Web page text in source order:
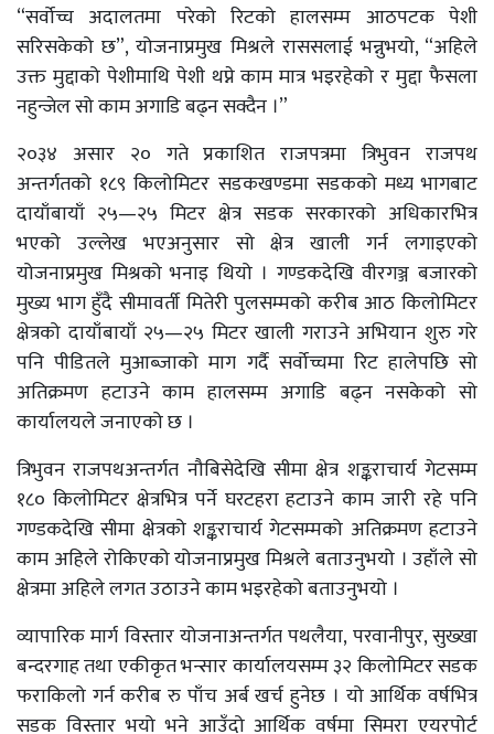
“सर्वोच्च अदालतमा परेको रिटको हालसम्म आठपटक पेशी
सरिसकेको छ”, योजनाप्रमुख मिश्रले राससलाई भन्नुभयो, “अहिले
उक्त मुद्दाको पेशीमाथि पेशी थप्ने काम मात्र भइरहेको र मुद्दा फैसला
नहुन्जेल सो काम अगाडि बढ्न सक्दैन ।”
२०३४ असार २० गते प्रकाशित राजपत्रमा त्रिभुवन राजपथ
अन्तर्गतको १८९ किलोमिटर सडकखण्डमा सडकको मध्य भागबाट
दायाँबायाँ २५—२५ मिटर क्षेत्र सडक सरकारको अधिकारभित्र
भएको उल्लेख भएअनुसार सो क्षेत्र खाली गर्न लगाइएको
योजनाप्रमुख मिश्रको भनाइ थियो । गण्डकदेखि वीरगञ्ज बजारको
मुख्य भाग हुँदै सीमावर्ती मितेरी पुलसम्मको करीब आठ किलोमिटर
क्षेत्रको दायाँबायाँ २५—२५ मिटर खाली गराउने अभियान शुरु गरे
पनि पीडितले मुआब्जाको माग गर्दै सर्वोच्चमा रिट हालेपछि सो
अतिक्रमण हटाउने काम हालसम्म अगाडि बढ्न नसकेको सो
कार्यालयले जनाएको छ ।
त्रिभुवन राजपथअन्तर्गत नौबिसेदेखि सीमा क्षेत्र शङ्कराचार्य गेटसम्म
१८० किलोमिटर क्षेत्रभित्र पर्ने घरटहरा हटाउने काम जारी रहे पनि
गण्डकदेखि सीमा क्षेत्रको शङ्कराचार्य गेटसम्मको अतिक्रमण हटाउने
काम अहिले रोकिएको योजनाप्रमुख मिश्रले बताउनुभयो । उहाँले सो
क्षेत्रमा अहिले लगत उठाउने काम भइरहेको बताउनुभयो ।
व्यापारिक मार्ग विस्तार योजनाअन्तर्गत पथलैया, परवानीपुर, सुख्खा
बन्दरगाह तथा एकीकृत भन्सार कार्यालयसम्म ३२ किलोमिटर सडक
फराकिलो गर्न करीब रु पाँच अर्ब खर्च हुनेछ । यो आर्थिक वर्षभित्र
सडक विस्तार भयो भने आउँदो आर्थिक वर्षमा सिमरा एयरपोर्ट